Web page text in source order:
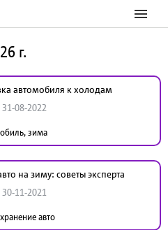
г.
автомобиля к холодам
08-2022
зима
на зиму: советы эксперта
11-2021
авто